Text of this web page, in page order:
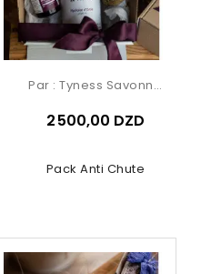
Pack Anti Chute
Par : Tyness Savonnerie
2 500,00 DZD